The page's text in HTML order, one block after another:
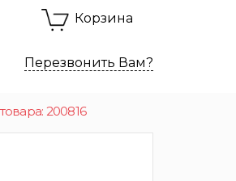
Корзина
Перезвонить Вам?
200816